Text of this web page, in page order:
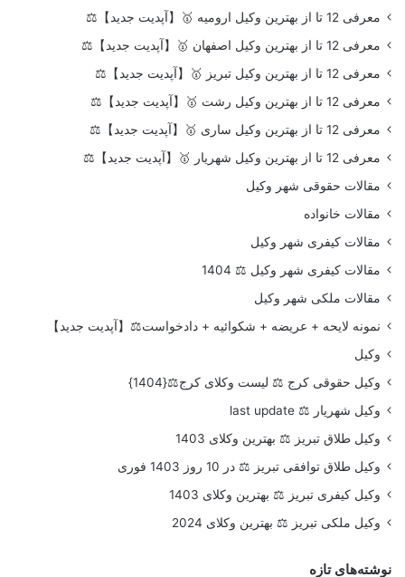
معرفی 12 تا از بهترین وکیل ارومیه 🥇【آپدیت جدید】⚖️
معرفی 12 تا از بهترین وکیل اصفهان 🥇【آپدیت جدید】⚖️
معرفی 12 تا از بهترین وکیل تبریز 🥇【آپدیت جدید】⚖️
معرفی 12 تا از بهترین وکیل رشت 🥇【آپدیت جدید】⚖️
معرفی 12 تا از بهترین وکیل ساری 🥇【آپدیت جدید】⚖️
معرفی 12 تا از بهترین وکیل شهریار 🥇【آپدیت جدید】⚖️
مقالات حقوقی شهر وکیل
مقالات خانواده
مقالات کیفری شهر وکیل
مقالات کیفری شهر وکیل ⚖️ 1404
مقالات ملکی شهر وکیل
نمونه لایحه + عریضه + شکوائیه + دادخواست⚖️【آپدیت جدید】
وکیل
وکیل حقوقی کرج ⚖️ لیست وکلای کرج⚖️{1404}
وکیل شهریار ⚖️ last update
وکیل طلاق تبریز ⚖️ بهترین وکلای 1403
وکیل طلاق توافقی تبریز ⚖️ در 10 روز 1403 فوری
وکیل کیفری تبریز ⚖️ بهترین وکلای 1403
وکیل ملکی تبریز ⚖️ بهترین وکلای 2024
نوشته‌های تازه